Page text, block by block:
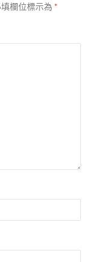
欄位標示為 *